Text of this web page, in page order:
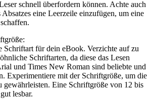
schnell überfordern können. Achte auch
eine Leerzeile einzufügen, um eine
⁣Schriftart für dein eBook. Verzichte auf zu
Schriftarten, da diese das Lesen​
und Times New Roman sind beliebte und
Experimentiere mit‌ der ⁢Schriftgröße, um die
gewährleisten. Eine Schriftgröße von 12 bis
lesbar.